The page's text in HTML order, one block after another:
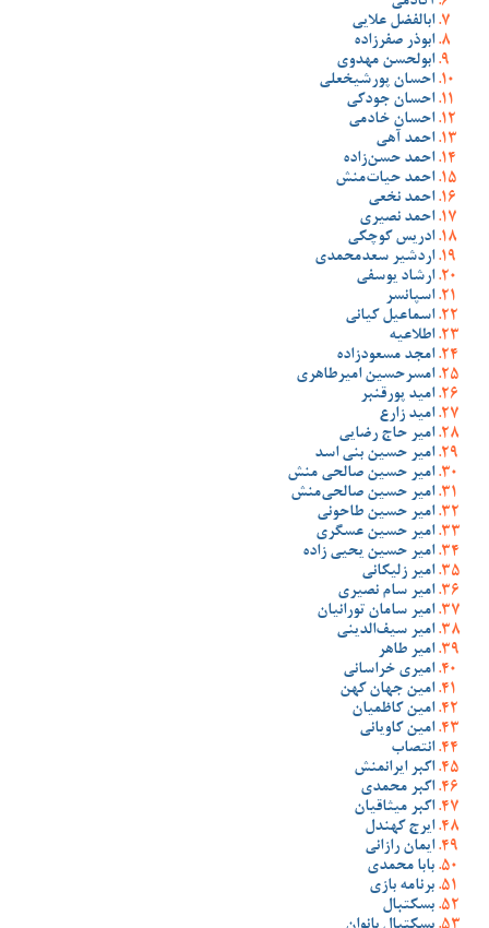
ابالفضل علایی
ابوذر صفرزاده
ابولحسن مهدوی
احسان پورشیخعلی
احسان جودکی
احسان خادمی
احمد آهی
احمد حسن‌زاده
احمد حیات‌منش
احمد نخعی
احمد نصیری
ادریس کوچکی
اردشیر سعدمحمدی
ارشاد یوسفی
اسپانسر
اسماعیل کیانی
اطلاعیه
امجد مسعودزاده
امسرحسین امیرطاهری
امید پورقنبر
امید زارع
امیر حاج رضایی
امیر حسین بنی اسد
امیر حسین صالحی منش
امیر حسین صالحی‌منش
امیر حسین طاحونی
امیر حسین عسگری
امیر حسین یحیی زاده
امیر زلیکانی
امیر سام نصیری
امیر سامان تورانیان
امیر سیف‌الدینی
امیر طاهر
امیری خراسانی
امین جهان کهن
امین کاظمیان
امین کاویانی
انتصاب
اکبر ایرانمنش
اکبر محمدی
اکبر میثاقیان
ایرج کهندل
ایمان رازانی
بابا محمدی
برنامه بازی
بسکتبال